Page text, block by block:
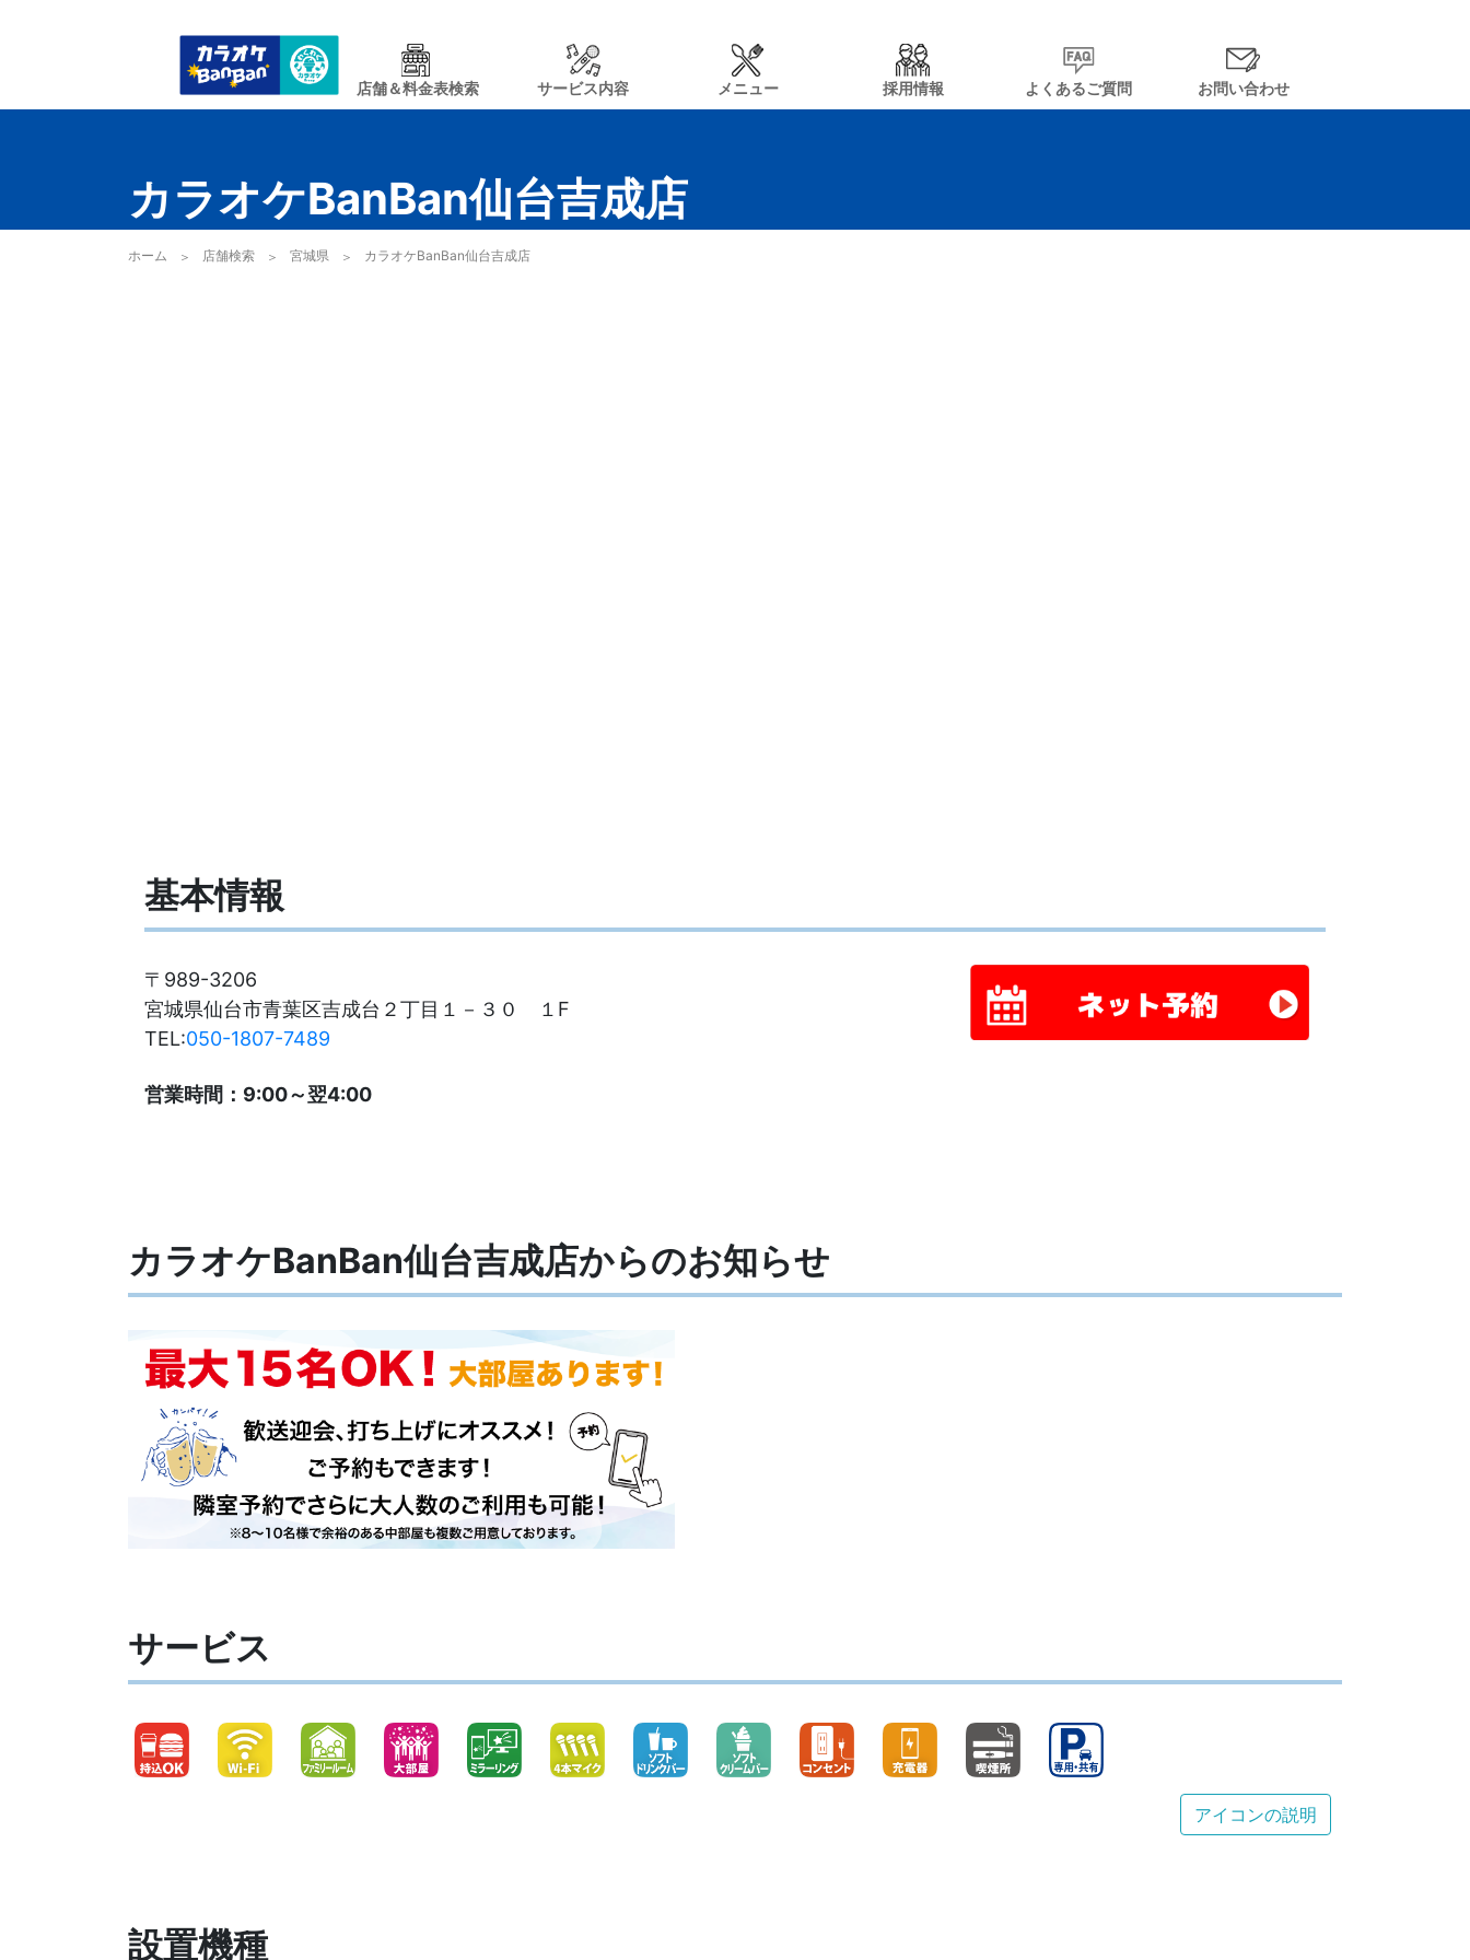
店舗＆料金表検索 サービス内容 メニュー 採用情報 よくあるご質問 お問い合わせ
カラオケBanBan仙台吉成店
ホーム 店舗検索 宮城県 カラオケBanBan仙台吉成店
基本情報
〒989-3206
宮城県仙台市青葉区吉成台２丁目１－３０ １F
TEL:050-1807-7489
営業時間：9:00～翌4:00
カラオケBanBan仙台吉成店からのお知らせ
サービス
アイコンの説明
設置機種